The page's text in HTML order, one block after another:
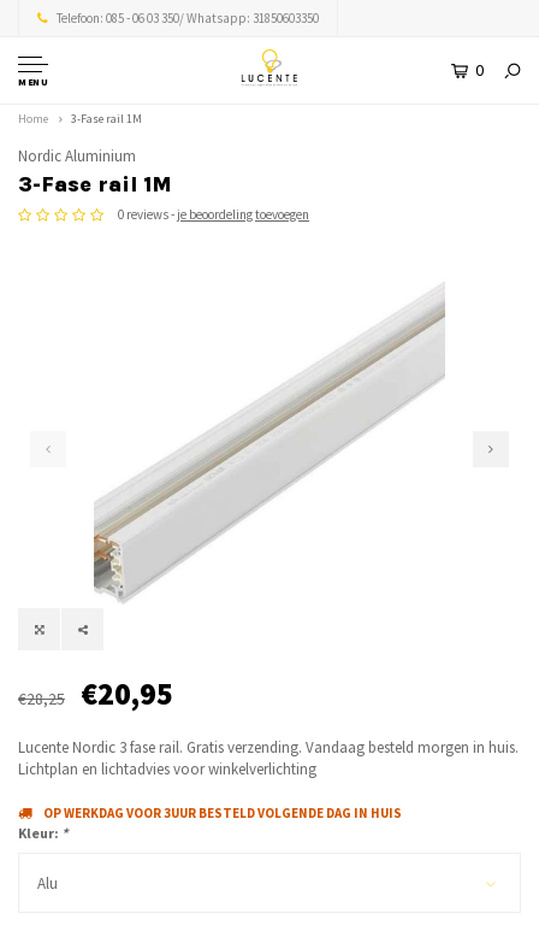
Telefoon: 085 - 06 03 350/ Whatsapp: 31850603350
MENU
0
Home 3-Fase rail 1M
Nordic Aluminium
3-Fase rail 1M
0 reviews - je beoordeling toevoegen
€28,25 €20,95
Lucente Nordic 3 fase rail. Gratis verzending. Vandaag besteld morgen in huis.
Lichtplan en lichtadvies voor winkelverlichting
OP WERKDAG VOOR 3UUR BESTELD VOLGENDE DAG IN HUIS
Kleur: *
Alu